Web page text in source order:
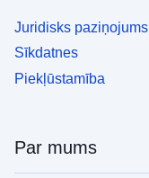
Juridisks paziņojums
Sīkdatnes
Piekļūstamība
Par mums